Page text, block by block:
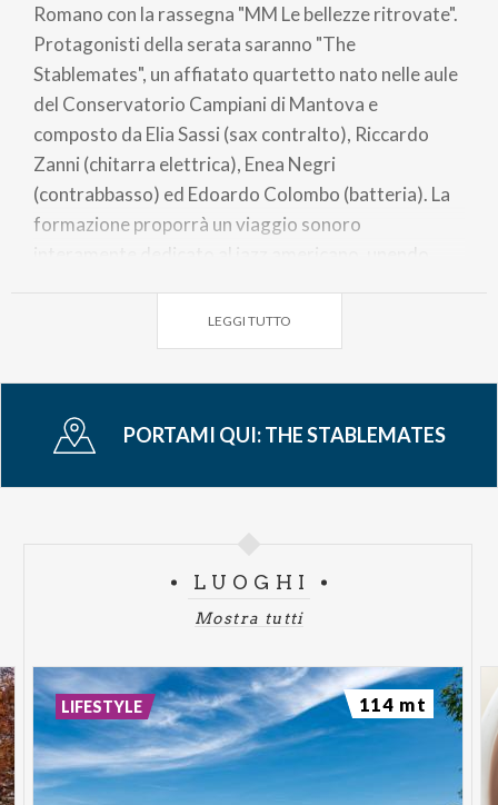
Romano con la rassegna "MM Le bellezze ritrovate".
Protagonisti della serata saranno "The
Stablemates", un affiatato quartetto nato nelle aule
del Conservatorio Campiani di Mantova e
composto da Elia Sassi (sax contralto), Riccardo
Zanni (chitarra elettrica), Enea Negri
(contrabbasso) ed Edoardo Colombo (batteria). La
formazione proporrà un viaggio sonoro
interamente dedicato al jazz americano, unendo
intima di un luogo storico unico.
euro / ridotto 8 euro riduzioni: Associazione Amici
di Palazzo Te – Soci Touring Club – Soci Unci –
Possessori Supercard Cultura - Soci Vivo Teatro -
info@mantovamusica.com - tel. 388 5670997
(mercoledì 15.30 – 18.00; giovedì/venerdì/sabato
proprio nome e cognome e il numero dei posti
desiderati) – Prevendita online:
www.mantovamusica.com
LEGGI TUTTO
PORTAMI QUI:THE STABLEMATES
LUOGHI
Mostra tutti
LIFESTYLE 114 mt